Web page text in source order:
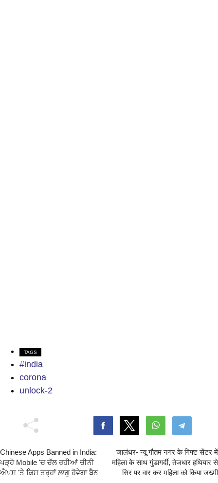
TAGS
#india
corona
unlock-2
Chinese Apps Banned in India:
ਪੜ੍ਹੋ Mobile 'ਚ ਚੱਲ ਰਹੀਆਂ ਚੀਨੀ
ਐਪਸ 'ਤੇ ਕਿਸ ਤਰ੍ਹਾਂ ਲਾਗੂ ਹੋਵੇਗਾ ਬੈਨ
जालंधर- न्यू गौतम नगर के गिफ्ट सेंटर में
महिला के साथ गुंडागर्दी, तेजधार हथियार से
सिर पर वार कर महिला को किया जख्मी